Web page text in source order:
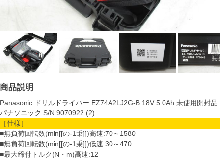
商品説明
Panasonic ドリルドライバー EZ74A2LJ2G-B 18V 5.0Ah 未使用開封品
パナソニック S/N 9070922 (2)
［仕様］
■無負荷回転数(min[[の-1乗]])高速:70～1580
■無負荷回転数(min[[の-1乗]])低速:30～470
■最大締付トルク(N・m)高速:12